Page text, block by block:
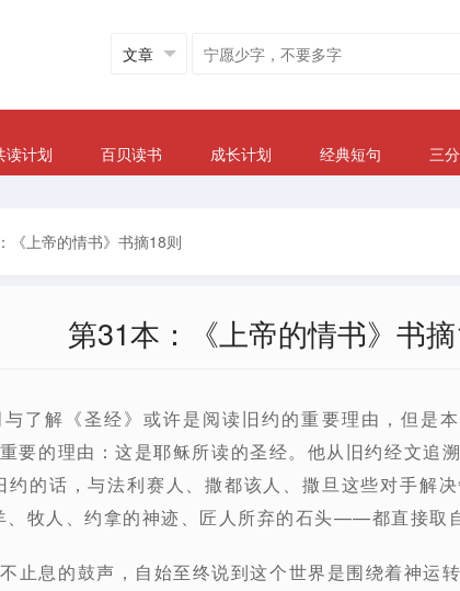
读计划 百贝读书 成长计划 经典短句
三
《上帝的情书》书摘18则
第31本：《上帝的情书》书
了解《圣经》或许是阅读旧约的重要理由，但是
要的理由：这是耶稣所读的圣经。他从旧约经文追
约的话，与法利赛人、撒都该人、撒旦这些对手解
牧人、约拿的神迹、匠人所弃的石头——都直接取
止息的鼓声，自始至终说到这个世界是围绕着神运